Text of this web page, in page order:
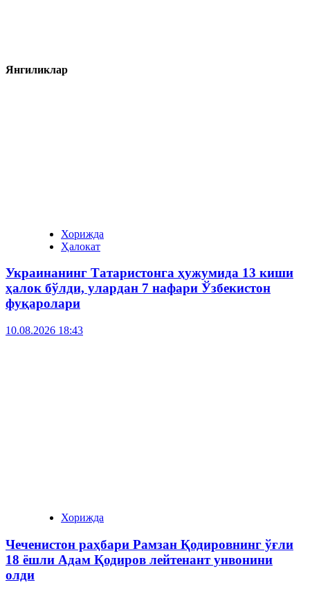
Янгиликлар
Хорижда
Ҳалокат
Украинанинг Татаристонга ҳужумида 13 киши
ҳалок бўлди, улардан 7 нафари Ўзбекистон
фуқаролари
10.08.2026 18:43
Хорижда
Чеченистон раҳбари Рамзан Қодировнинг ўғли
18 ёшли Адам Қодиров лейтенант унвонини
олди